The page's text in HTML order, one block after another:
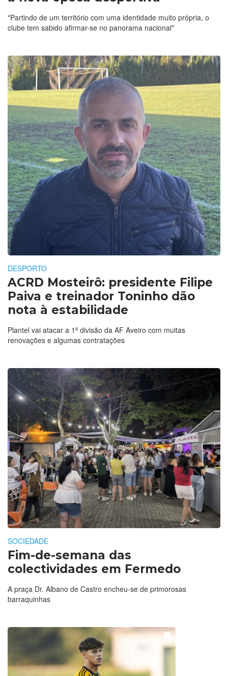
"Partindo de um território com uma identidade muito própria, o
clube tem sabido afirmar-se no panorama nacional"
DESPORTO
ACRD Mosteirô: presidente Filipe
Paiva e treinador Toninho dão
nota à estabilidade
Plantel vai atacar a 1ª divisão da AF Aveiro com muitas
renovações e algumas contratações
SOCIEDADE
Fim-de-semana das
colectividades em Fermedo
A praça Dr. Albano de Castro encheu-se de primorosas
barraquinhas